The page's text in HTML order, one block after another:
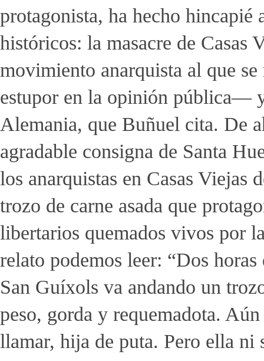
protagonista, ha hecho hincapié
históricos: la masacre de
movimiento anarquista al que
estupor en la opinión pública—
Alemania, que Buñuel cita. De
agradable consigna de Santa
los anarquistas en Casas Viejas
trozo de carne asada que
libertarios quemados vivos por
relato podemos leer: “Dos
San Guíxols va andando un
peso, gorda y requemadota.
llamar, hija de puta. Pero ella ni